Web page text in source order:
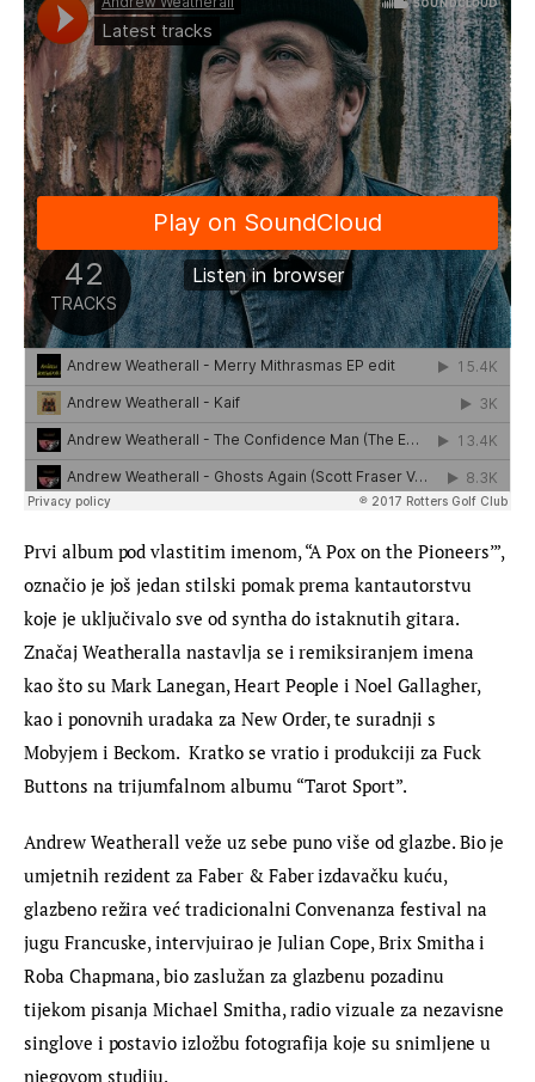
Prvi album pod vlastitim imenom, “A Pox on the Pioneers’”,
označio je još jedan stilski pomak prema kantautorstvu
koje je uključivalo sve od syntha do istaknutih gitara.
Značaj Weatheralla nastavlja se i remiksiranjem imena
kao što su Mark Lanegan, Heart People i Noel Gallagher,
kao i ponovnih uradaka za New Order, te suradnji s
Mobyjem i Beckom.  Kratko se vratio i produkciji za Fuck
Buttons na trijumfalnom albumu “Tarot Sport”.
Andrew Weatherall veže uz sebe puno više od glazbe. Bio je
umjetnih rezident za Faber & Faber izdavačku kuću,
glazbeno režira već tradicionalni Convenanza festival na
jugu Francuske, intervjuirao je Julian Cope, Brix Smitha i
Roba Chapmana, bio zaslužan za glazbenu pozadinu
tijekom pisanja Michael Smitha, radio vizuale za nezavisne
singlove i postavio izložbu fotografija koje su snimljene u
njegovom studiju.